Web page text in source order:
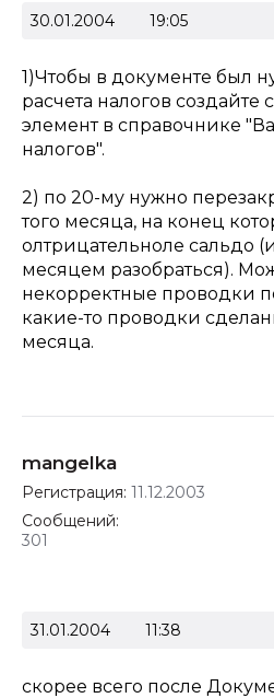
30.01.2004 19:05
1)Чтобы в документе был
расчета налогов создайте
элемент в справочнике
налогов".
2) по 20-му нужно
того месяца, на конец
олтрицательноле сальдо
месяцем разобраться).
некорректные проводки
какие-то проводки
месяца.
mangelka
Регистрация: 11.12.2003
Сообщений:
301
31.01.2004 11:38
скорее всего после